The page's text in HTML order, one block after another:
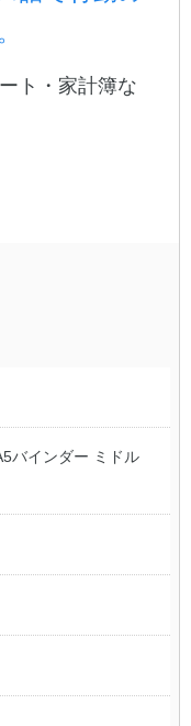
ト・家計簿な
バインダー ミドル